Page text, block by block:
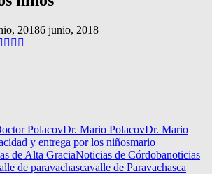
20186 junio, 2018
PolacovDr. Mario PolacovDr. Mario
y entrega por los niñosmario
de Alta GraciaNoticias de Córdobanoticias
de paravachascavalle de Paravachasca